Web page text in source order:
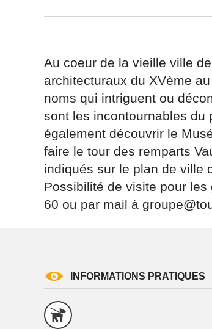
Au coeur de la vieille ville
architecturaux du XVème
noms qui intriguent ou
sont les incontournables du
également découvrir le
faire le tour des remparts
indiqués sur le plan de ville
Possibilité de visite pour
60 ou par mail à
INFORMATIONS PRATIQUES